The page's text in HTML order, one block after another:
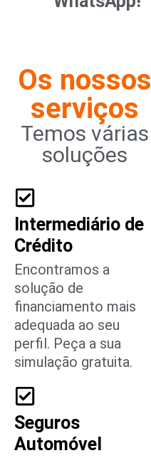
Os nossos
serviços
Temos várias
soluções
Intermediário de
Crédito
Encontramos a
solução de
financiamento mais
adequada ao seu
perfil. Peça a sua
simulação gratuita.
Seguros
Automóvel